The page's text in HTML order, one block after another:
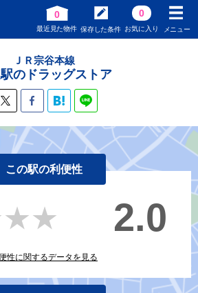
0
最近見た物件 保存した条件
0
お気に入り メニュー
ＪＲ宗谷本線
のドラッグストア
この駅の利便性
2.0
性に関するデータを見る